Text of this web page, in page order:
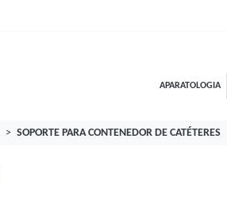
APARATOLOGIA
SOPORTE PARA CONTENEDOR DE CATÉTERES